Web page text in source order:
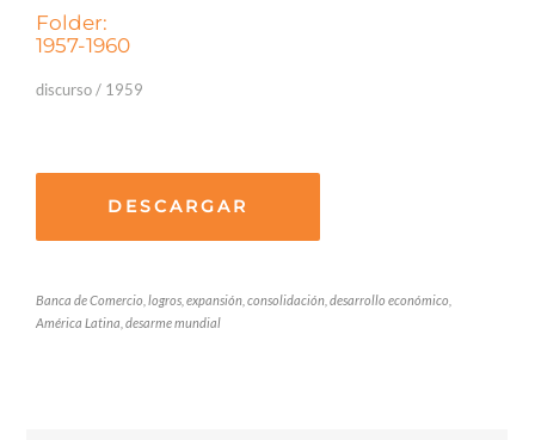
Folder:
1957-1960
discurso / 1959
DESCARGAR
Banca de Comercio, logros, expansión, consolidación, desarrollo económico,
América Latina, desarme mundial